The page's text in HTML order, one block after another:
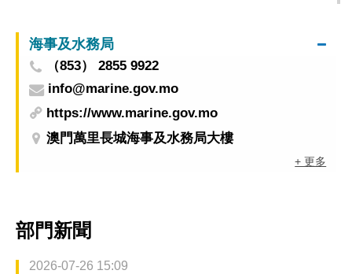
海事及水務局
（853） 2855 9922
info@marine.gov.mo
https://www.marine.gov.mo
澳門萬里長城海事及水務局大樓
+ 更多
部門新聞
2026-07-26 15:09